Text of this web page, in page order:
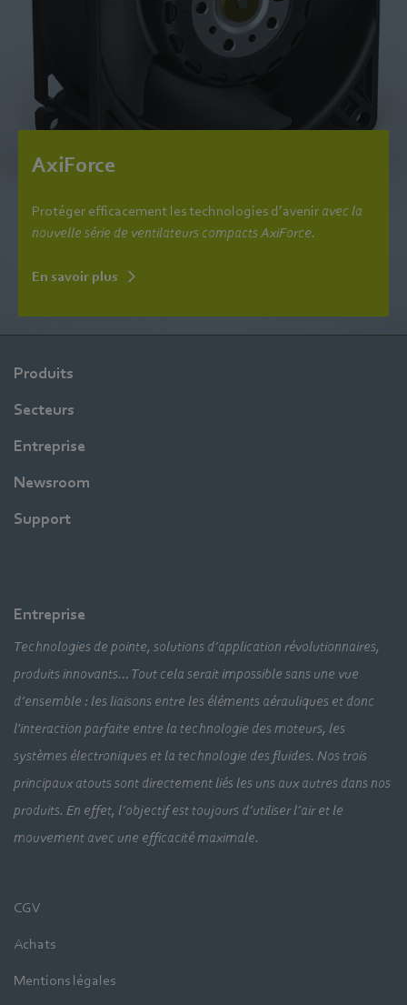
AxiForce
Protéger efficacement les technologies d’avenir avec la
nouvelle série de ventilateurs compacts AxiForce.
En savoir plus
Produits
Secteurs
Entreprise
Newsroom
Support
Entreprise
Technologies de pointe, solutions d’application révolutionnaires,
produits innovants… Tout cela serait impossible sans une vue
d’ensemble : les liaisons entre les éléments aérauliques et donc
l'interaction parfaite entre la technologie des moteurs, les
systèmes électroniques et la technologie des fluides. Nos trois
principaux atouts sont directement liés les uns aux autres dans nos
produits. En effet, l’objectif est toujours d’utiliser l’air et le
mouvement avec une efficacité maximale.
CGV
Achats
Mentions légales